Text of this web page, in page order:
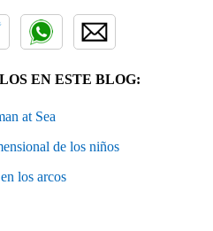
EN ESTE BLOG:
at Sea
de los niños
los arcos